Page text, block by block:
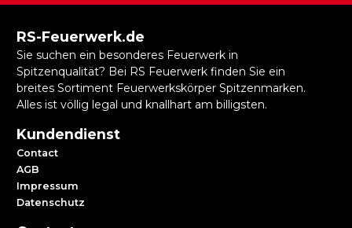
RS-Feuerwerk.de
Sie suchen ein besonderes Feuerwerk in
Spitzenqualität? Bei RS Feuerwerk finden Sie ein
breites Sortiment Feuerwerkskörper Spitzenmarken.
Alles ist völlig legal und knallhart am billigsten.
Kundendienst
Contact
AGB
Impressum
Datenschutz